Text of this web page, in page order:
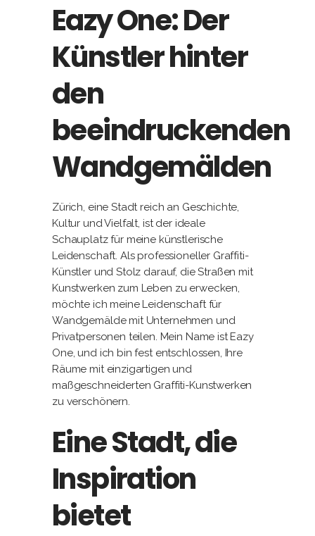
Eazy One: Der
Künstler hinter
den
beeindruckenden
Wandgemälden
Zürich, eine Stadt reich an Geschichte,
Kultur und Vielfalt, ist der ideale
Schauplatz für meine künstlerische
Leidenschaft. Als professioneller Graffiti-
Künstler und Stolz darauf, die Straßen mit
Kunstwerken zum Leben zu erwecken,
möchte ich meine Leidenschaft für
Wandgemälde mit Unternehmen und
Privatpersonen teilen. Mein Name ist Eazy
One, und ich bin fest entschlossen, Ihre
Räume mit einzigartigen und
maßgeschneiderten Graffiti-Kunstwerken
zu verschönern.
Eine Stadt, die
Inspiration
bietet